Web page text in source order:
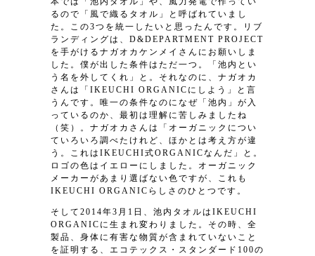
るので「風で織るタオル」と呼ばれていまし
た。この3つを統一したいと思ったんです。リブ
ランディングは、D&DEPARTMENT PROJECT
を手がけるナガオカケンメイさんにお願いしま
した。僕が出した条件はただ一つ。「池内とい
う名を外してくれ」と。それなのに、ナガオカ
さんは「IKEUCHI ORGANICにしよう」と言
うんです。唯一の条件なのになぜ「池内」が入
っているのか、最初は理解に苦しみましたね
（笑）。ナガオカさんは「オーガニックについ
ていろいろ調べたけれど、ほかとは考え方が違
う。これはIKEUCHI式ORGANICなんだ」と。
ロゴの色はイエローにしました。オーガニック
メーカーがあまり選ばない色ですが、これも
IKEUCHI ORGANICらしさのひとつです。
そして2014年3月1日、池内タオルはIKEUCHI
ORGANICに生まれ変わりました。その時、全
製品、身体に有害な物質が含まれていないこと
を証明する、エコテックス・スタンダード100の